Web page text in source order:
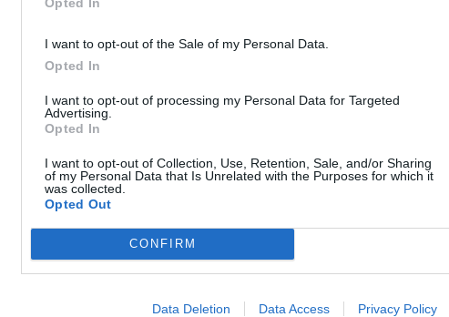
I want to opt-out of the Sale of my Personal Data.
Opted In
I want to opt-out of processing my Personal Data for Targeted
Advertising.
Opted In
I want to opt-out of Collection, Use, Retention, Sale, and/or Sharing
of my Personal Data that Is Unrelated with the Purposes for which it
was collected.
Opted Out
CONFIRM
Data Deletion Data Access Privacy Policy
τριετιών -ώστε η αύξηση να μην είναι μόνο για τον κατώτατο-
προσαρμογής σε ετήσια βάση ώστε όσο ανεβαίνει ο
Σημείωσε ότι «θα προχωρήσουμε και σε αυξήσεις στο